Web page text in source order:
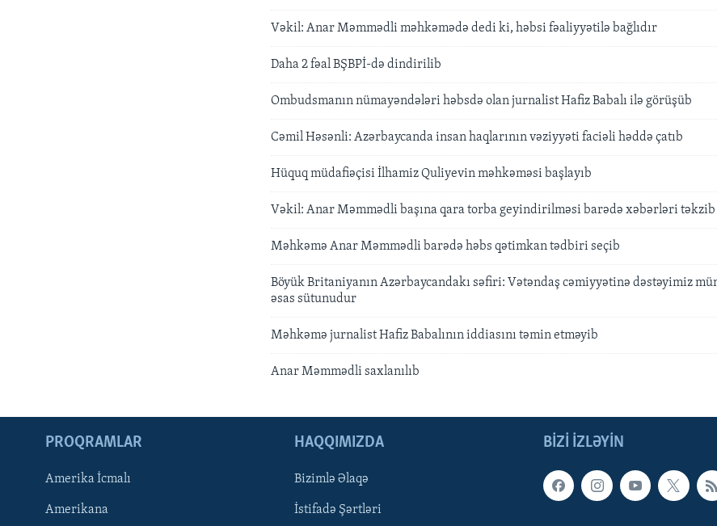
Vəkil: Anar Məmmədli məhkəmədə dedi ki, həbsi fəaliyyətilə bağlıdır
Daha 2 fəal BŞBPİ-də dindirilib
Ombudsmanın nümayəndələri həbsdə olan jurnalist Hafiz Babalı ilə görüşüb
Cəmil Həsənli: Azərbaycanda insan haqlarının vəziyyəti faciəli həddə çatıb
Hüquq müdafiəçisi İlhamiz Quliyevin məhkəməsi başlayıb
Vəkil: Anar Məmmədli başına qara torba geyindirilməsi barədə xəbərləri təkzib
Məhkəmə Anar Məmmədli barədə həbs qətimkan tədbiri seçib
Böyük Britaniyanın Azərbaycandakı səfiri: Vətəndaş cəmiyyətinə dəstəyimiz
əsas sütunudur
Məhkəmə jurnalist Hafiz Babalının iddiasını təmin etməyib
Anar Məmmədli saxlanılıb
BIZI IZLƏYIN
PROQRAMLAR
Amerika İcmalı
Amerikana
HAQQIMIZDA
Bizimlə Əlaqə
İstifadə Şərtləri